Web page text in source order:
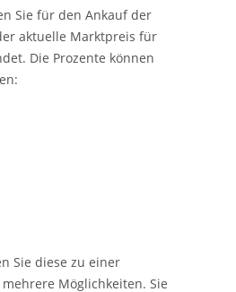
Sie für den Ankauf der
aktuelle Marktpreis für
Die Prozente können
Sie diese zu einer
Möglichkeiten. Sie